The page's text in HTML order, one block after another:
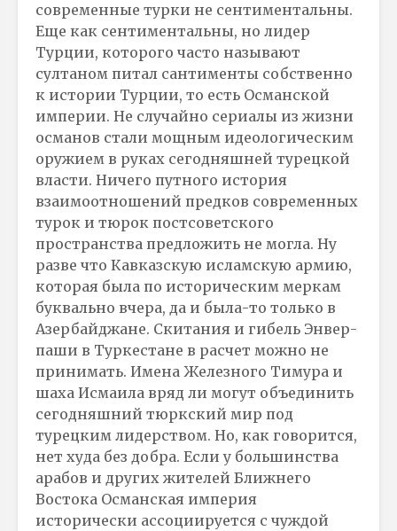
современные турки не сентиментальны.
Еще как сентиментальны, но лидер
Турции, которого часто называют
султаном питал сантименты собственно
к истории Турции, то есть Османской
империи. Не случайно сериалы из жизни
османов стали мощным идеологическим
оружием в руках сегодняшней турецкой
власти. Ничего путного история
взаимоотношений предков современных
турок и тюрок постсоветского
пространства предложить не могла. Ну
разве что Кавказскую исламскую армию,
которая была по историческим меркам
буквально вчера, да и была-то только в
Азербайджане. Скитания и гибель Энвер-
паши в Туркестане в расчет можно не
принимать. Имена Железного Тимура и
шаха Исмаила вряд ли могут объединить
сегодняшний тюркский мир под
турецким лидерством. Но, как говорится,
нет худа без добра. Если у большинства
арабов и других жителей Ближнего
Востока Османская империя
исторически ассоциируется с чуждой